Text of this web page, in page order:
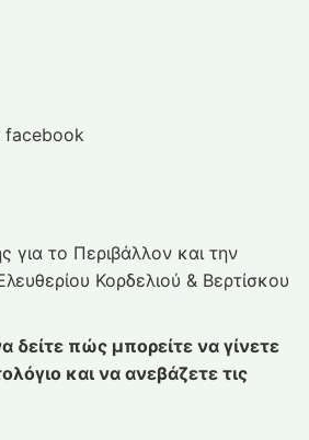
για το Περιβάλλον και την
Κορδελιού & Βερτίσκου
δείτε πώς μπορείτε να γίνετε
και να ανεβάζετε τις